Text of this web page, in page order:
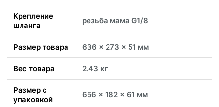
Крепление
шланга
резьба мама G1/8
Размер товара 636 x 273 x 51 мм
Вес товара 2.43 кг
Размер с
упаковкой
656 x 182 x 61 мм